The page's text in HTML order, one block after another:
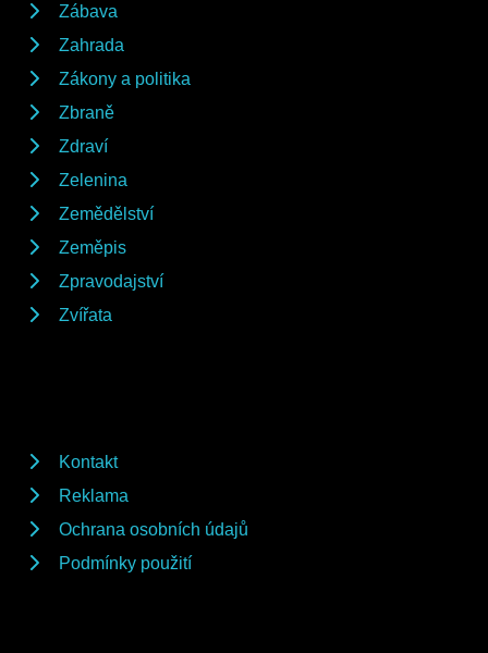
Zábava
Zahrada
Zákony a politika
Zbraně
Zdraví
Zelenina
Zemědělství
Zeměpis
Zpravodajství
Zvířata
Kontakt
Reklama
Ochrana osobních údajů
Podmínky použití